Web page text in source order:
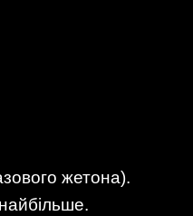
жетона).